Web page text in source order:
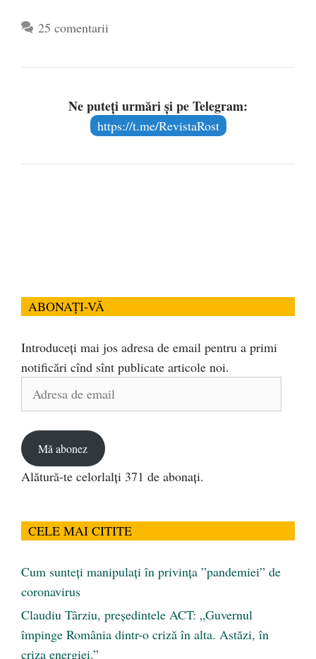
25 comentarii
Ne puteți urmări și pe Telegram:
https://t.me/RevistaRost
ABONAȚI-VĂ
Introduceți mai jos adresa de email pentru a primi
notificări cînd sînt publicate articole noi.
Adresa
Mă abonez
Alătură-te celorlalți 371 de abonați.
CELE MAI CITITE
Cum sunteți manipulați în privința ”pandemiei” de
coronavirus
Claudiu Târziu, președintele ACT: „Guvernul
împinge România dintr-o criză în alta. Astăzi, în
criza energiei.”